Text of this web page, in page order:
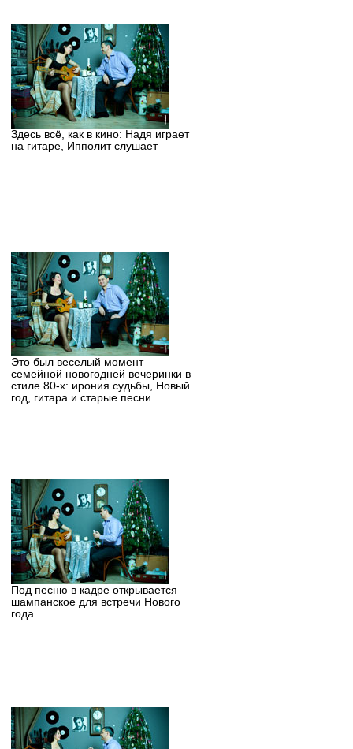
Здесь всё, как в кино: Надя играет
на гитаре, Ипполит слушает
Это был веселый момент
семейной новогодней вечеринки в
стиле 80-х: ирония судьбы, Новый
год, гитара и старые песни
Под песню в кадре открывается
шампанское для встречи Нового
года